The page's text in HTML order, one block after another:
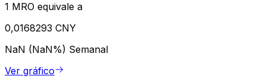
1 MRO equivale a
0,0168293 CNY
NaN (NaN%) Semanal
Ver gráfico